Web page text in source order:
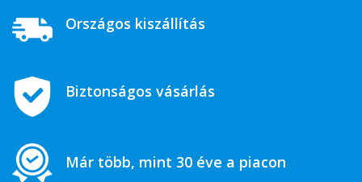
Országos kiszállítás
Biztonságos vásárlás
Már több, mint 30 éve a piacon